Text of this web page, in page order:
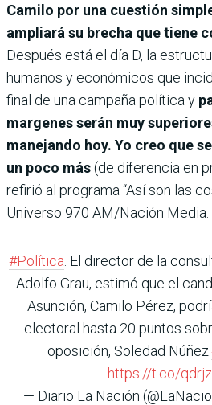
Camilo por una cuestión
ampliará su brecha que tiene
Después está el día D, la
humanos y económicos que
final de una campaña política y
margenes serán muy
manejando hoy. Yo creo que
un poco más(de diferencia en
refirió al programa “Así son las
Universo 970 AM/Nación Media.
#Política . El director de la
Adolfo Grau, estimó que el
Asunción, Camilo Pérez,
electoral hasta 20 puntos
oposición, Soledad Núñez.
https://t.co/
— Diario La Nación